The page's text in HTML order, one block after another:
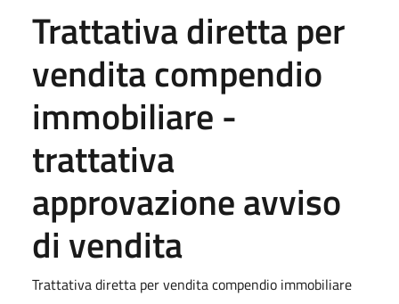
Trattativa diretta per
vendita compendio
immobiliare -
trattativa
approvazione avviso
di vendita
Trattativa diretta per vendita compendio immobiliare